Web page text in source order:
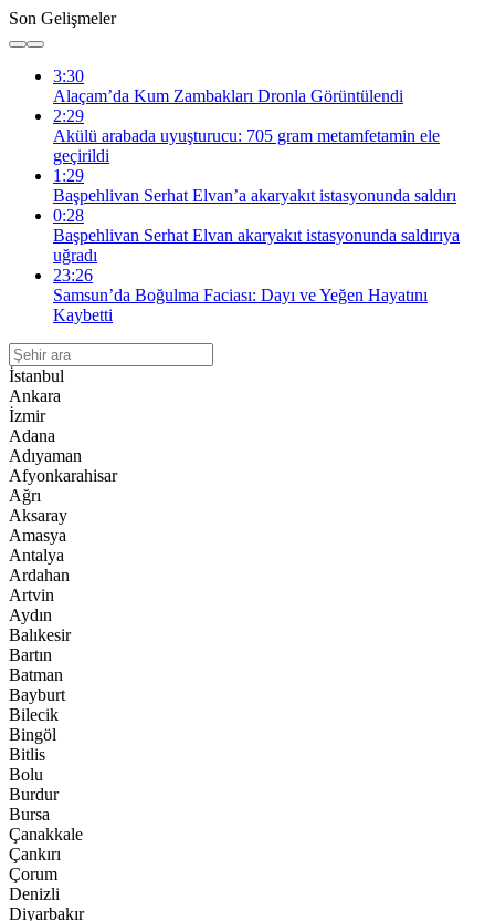
Son Gelişmeler
3:30
Alaçam’da Kum Zambakları Dronla Görüntülendi
2:29
Akülü arabada uyuşturucu: 705 gram metamfetamin ele
geçirildi
1:29
Başpehlivan Serhat Elvan’a akaryakıt istasyonunda saldırı
0:28
Başpehlivan Serhat Elvan akaryakıt istasyonunda saldırıya
uğradı
23:26
Samsun’da Boğulma Faciası: Dayı ve Yeğen Hayatını
Kaybetti
İstanbul
Ankara
İzmir
Adana
Adıyaman
Afyonkarahisar
Ağrı
Aksaray
Amasya
Antalya
Ardahan
Artvin
Aydın
Balıkesir
Bartın
Batman
Bayburt
Bilecik
Bingöl
Bitlis
Bolu
Burdur
Bursa
Çanakkale
Çankırı
Çorum
Denizli
Diyarbakır